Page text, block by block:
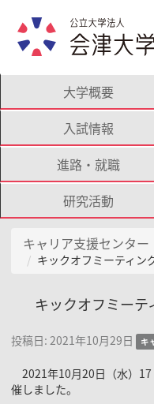
大学概要
入試情報
進路・就職
研究活動
キャリア支援センター
キックオフミーティン
キックオフミー
投稿日: 2021年10月29日 キ
2021年10月20日（水）17
催しました。